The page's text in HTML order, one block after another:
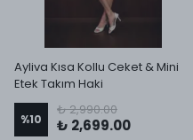
Ayliva Kısa Kollu Ceket & Mini
Etek Takım Haki
%10
₺ 2,990.00
₺ 2,699.00